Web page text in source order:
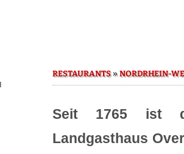
RESTAURANTS»NORDRHEIN-
Seit 1765 ist
Landgasthaus